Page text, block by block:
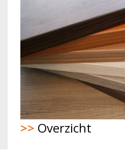
>> Overzicht